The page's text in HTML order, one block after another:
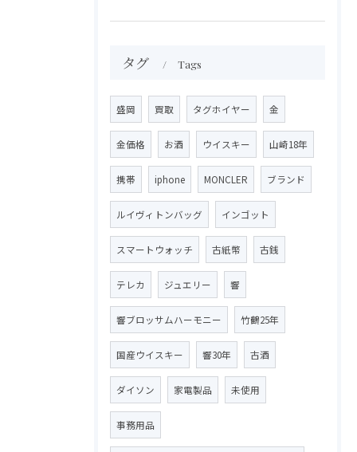
タグ Tags
盛岡 買取 タグホイヤー 金
金価格 お酒 ウイスキー 山崎18年
携帯 iphone MONCLER ブランド
ルイヴィトンバッグ インゴット
スマートウォッチ 古紙幣 古銭
テレカ ジュエリー 響
響ブロッサムハーモニー 竹鶴25年
国産ウイスキー 響30年 古酒
ダイソン 家電製品 未使用
事務用品